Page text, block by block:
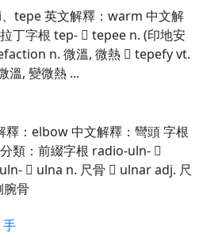
tepe 英文解釋：warm 中文解
丁字根 tep-  tepee n. (印地安
n. 微溫, 微熱  tepefy vt.
溫, 變微熱 ...
釋：elbow 中文解釋：彎頭 字根
類：前綴字根 radio-uln- 
 ulna n. 尺骨  ulnar adj. 尺
骨